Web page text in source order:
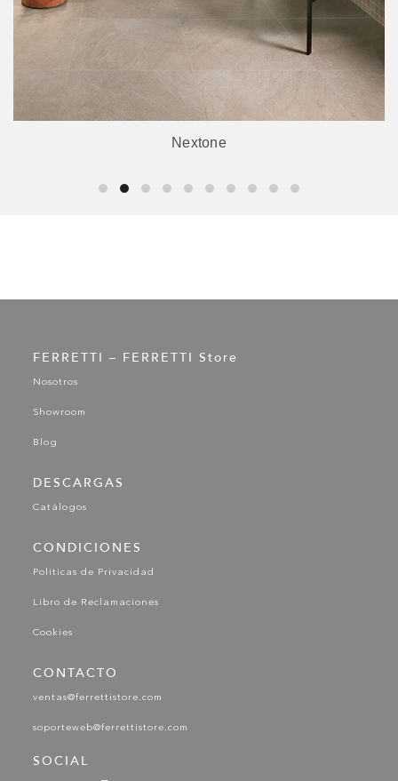
Nextone
FERRETTI – FERRETTI Store
Nosotros
Showroom
Blog
DESCARGAS
Catálogos
CONDICIONES
Políticas de Privacidad
Libro de Reclamaciones
Cookies
CONTACTO
ventas@ferrettistore.com
soporteweb@ferrettistore.com
SOCIAL